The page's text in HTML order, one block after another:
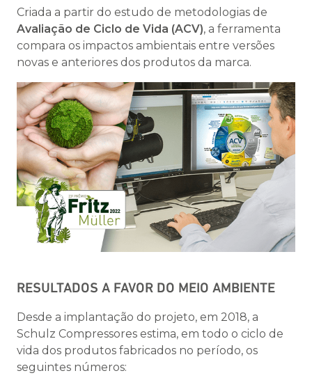
Criada a partir do estudo de metodologias de
Avaliação de Ciclo de Vida (ACV), a ferramenta
compara os impactos ambientais entre versões
novas e anteriores dos produtos da marca.
RESULTADOS A FAVOR DO MEIO AMBIENTE
Desde a implantação do projeto, em 2018, a
Schulz Compressores estima, em todo o ciclo de
vida dos produtos fabricados no período, os
seguintes números: